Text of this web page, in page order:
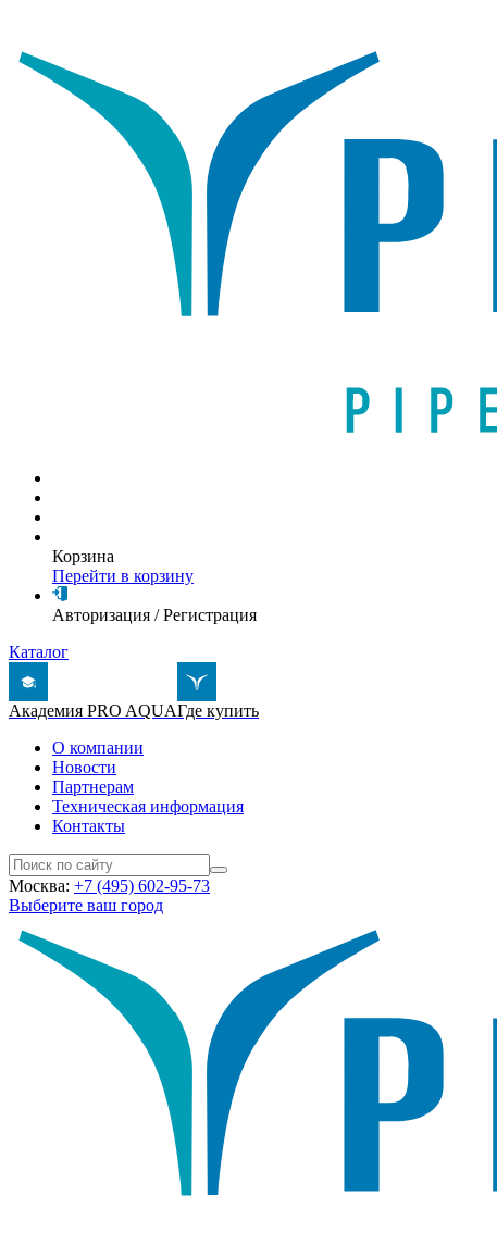
Корзина
Перейти в корзину
Авторизация /Регистрация
Каталог
Академия PRO AQUAГде купить
О компании
Новости
Партнерам
Техническая информация
Контакты
Москва: +7 (495) 602-95-73
Выберите ваш город